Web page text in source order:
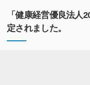
「健康経営優良法人
定されました。